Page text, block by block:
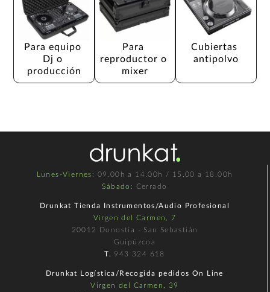
Para equipo
Dj o
producción
Para
reproductor o
mixer
Cubiertas
antipolvo
Lunes-Viernes : 09.00h a 14.00h / 15.00 a 18.00h
Sábado : Cerrado
Drunkat Tienda Instrumentos/Audio Profesional
Virgen del Carmen, 7
20012 Donostia - San Sebastián
Guipúzcoa
T. 943 324 618
Drunkat Logística/Recogida pedidos On Line
Virgen del Carmen, 39